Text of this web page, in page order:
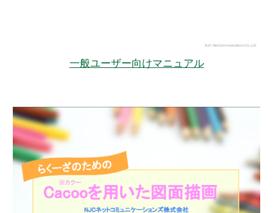
一般ユーザー向けマニュアル